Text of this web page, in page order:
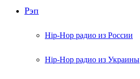
Рэп
Hip-Hop радио из России
Hip-Hop радио из Украины